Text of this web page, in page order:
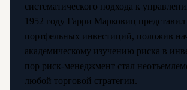
систематического подхода к
1952 году Гарри Марковиц
портфельных инвестиций, положив
академическому изучению риска в
пор риск-менеджмент стал
любой торговой стратегии.